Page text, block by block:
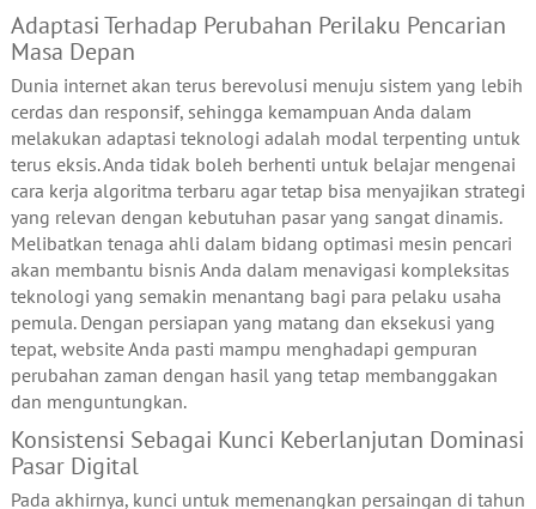
Adaptasi Terhadap Perubahan Perilaku Pencarian
Masa Depan
Dunia internet akan terus berevolusi menuju sistem yang lebih
cerdas dan responsif, sehingga kemampuan Anda dalam
melakukan adaptasi teknologi adalah modal terpenting untuk
terus eksis. Anda tidak boleh berhenti untuk belajar mengenai
cara kerja algoritma terbaru agar tetap bisa menyajikan strategi
yang relevan dengan kebutuhan pasar yang sangat dinamis.
Melibatkan tenaga ahli dalam bidang optimasi mesin pencari
akan membantu bisnis Anda dalam menavigasi kompleksitas
teknologi yang semakin menantang bagi para pelaku usaha
pemula. Dengan persiapan yang matang dan eksekusi yang
tepat, website Anda pasti mampu menghadapi gempuran
perubahan zaman dengan hasil yang tetap membanggakan
dan menguntungkan.
Konsistensi Sebagai Kunci Keberlanjutan Dominasi
Pasar Digital
Pada akhirnya, kunci untuk memenangkan persaingan di tahun